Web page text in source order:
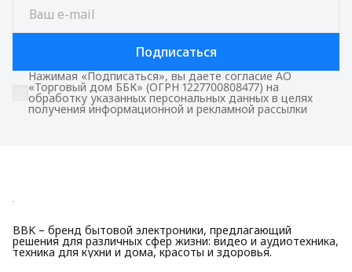
Подписаться
Нажимая «Подписаться», вы даете согласие АО
«Торговый дом ББК» (ОГРН 1227700808477) на
обработку указанных персональных данных в целях
получения информационной и рекламной рассылки
BBK – бренд бытовой электроники, предлагающий
решения для различных сфер жизни: видео и аудиотехника,
техника для кухни и дома, красоты и здоровья.